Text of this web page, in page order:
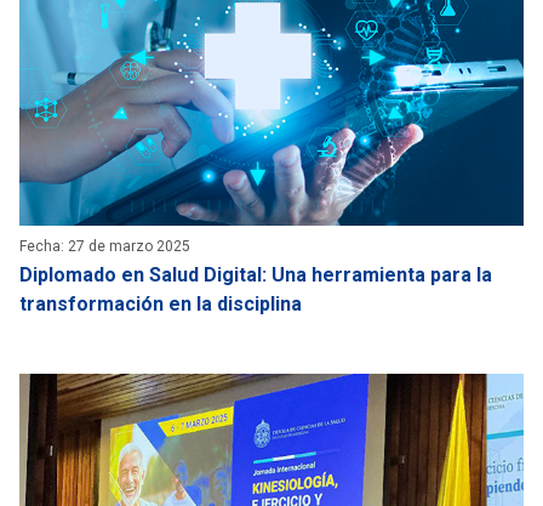
Fecha: 27 de marzo 2025
Diplomado en Salud Digital: Una herramienta para la
transformación en la disciplina